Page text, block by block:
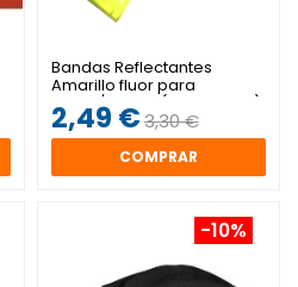
Bandas Reflectantes
Amarillo fluor para
brazo/pierna (2 unidades)
2,49 €3,30 €
COMPRAR
-10%